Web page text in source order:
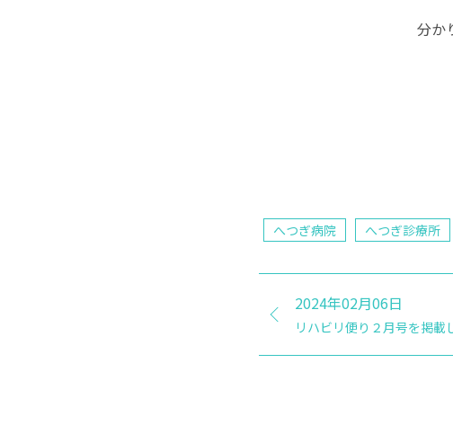
分か
へつぎ病院 へつぎ診療所
2024年02月06日
リハビリ便り２月号を掲載